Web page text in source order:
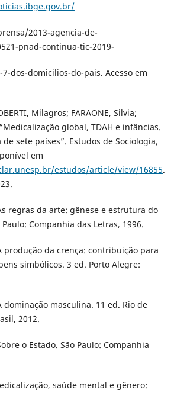
2013-agencia-de-
pnad-continua-tic-2019-
dos-domicilios-do-pais. Acesso em
Milagros; FARAONE, Silvia;
global, TDAH e infâncias.
sete países”. Estudos de Sociologia,
em
estudos/article/view/16855.
regras da arte: gênese e estrutura do
Companhia das Letras, 1996.
produção da crença: contribuição para
simbólicos. 3 ed. Porto Alegre:
dominação masculina. 11 ed. Rio de
2012.
o Estado. São Paulo: Companhia
saúde mental e gênero: